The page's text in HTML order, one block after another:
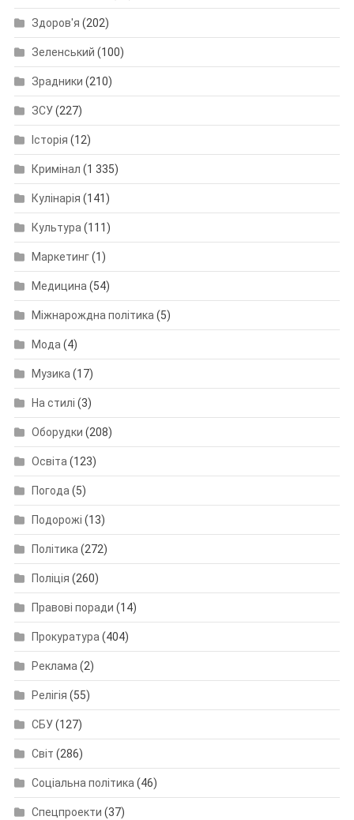
Здоров'я (202)
Зеленський (100)
Зрадники (210)
ЗСУ(227)
Історія (12)
Кримінал (1 335)
Кулінарія (141)
Культура(111)
Маркетинг(1)
Медицина(54)
Міжнарождна політика(5)
Мода(4)
Музика(17)
На стилі (3)
Оборудки (208)
Освіта(123)
Погода(5)
Подорожі (13)
Політика(272)
Поліція (260)
Правові поради (14)
Прокуратура(404)
Реклама(2)
Релігія (55)
СБУ(127)
Світ (286)
Соціальна політика(46)
Спецпроекти (37)